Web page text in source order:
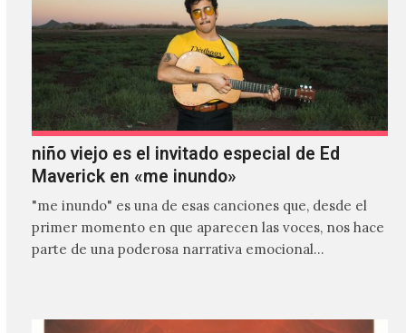
niño viejo es el invitado especial de Ed
Maverick en «me inundo»
"me inundo" es una de esas canciones que, desde el
primer momento en que aparecen las voces, nos hace
parte de una poderosa narrativa emocional…